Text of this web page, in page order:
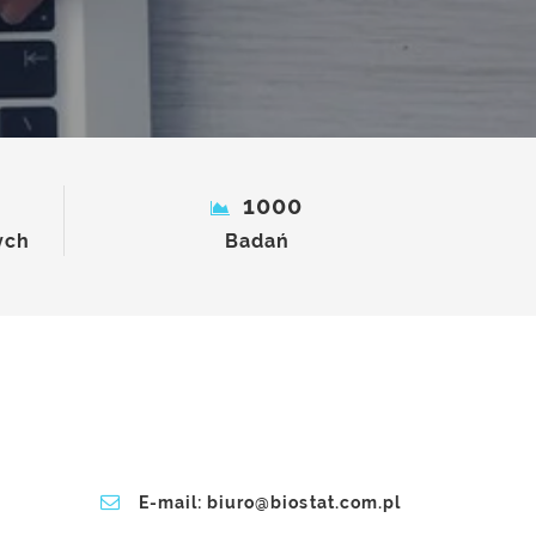
1000
Badań
E-mail: biuro@biostat.com.pl